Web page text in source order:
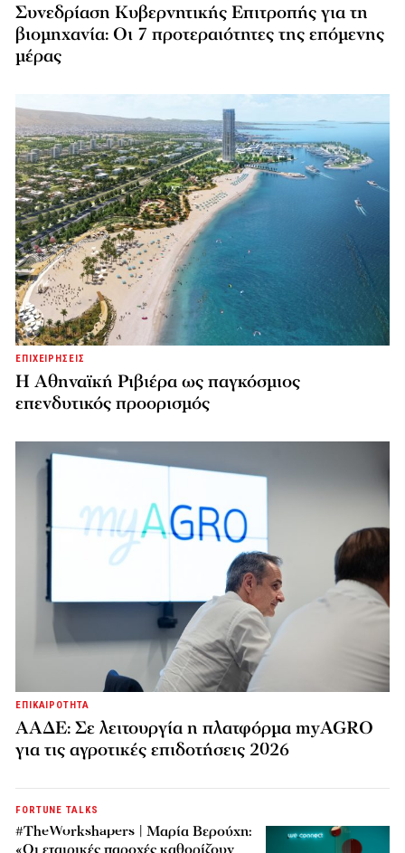
Συνεδρίαση Κυβερνητικής Επιτροπής για τη
βιομηχανία: Οι 7 προτεραιότητες της επόμενης
μέρας
ΕΠΙΧΕΙΡΗΣΕΙΣ
Η Αθηναϊκή Ριβιέρα ως παγκόσμιος
επενδυτικός προορισμός
ΕΠΙΚΑΙΡΟΤΗΤΑ
ΑΑΔΕ: Σε λειτουργία η πλατφόρμα myAGRO
για τις αγροτικές επιδοτήσεις 2026
FORTUNE TALKS
#TheWorkshapers | Μαρία Βερούχη: